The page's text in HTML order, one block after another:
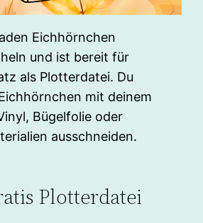
Eichhörnchen
und ist bereit für
als Plotterdatei. Du
mit deinem
Bügelfolie oder
ausschneiden.
Plotterdatei